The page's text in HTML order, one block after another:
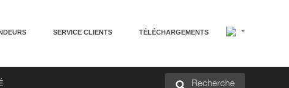
SERVICE CLIENTS TÉLÉCHARGEMENTS
Recherche